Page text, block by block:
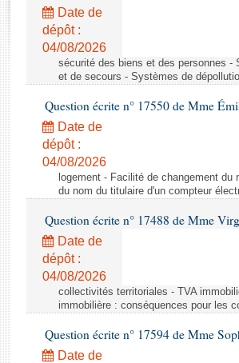
Rapports législatifs
Rapports sur l'application des lois
Baromètre de l’application des lois
Dossiers législatifs
Budget et sécurité sociale
Questions écrites et orales
Comptes rendus des débats
Date de
dépôt :
04/08/2026
sécurité des biens et des personnes -
et de secours - Systèmes de
Question écrite n° 17550 de Mme
Date de
dépôt :
04/08/2026
logement - Facilité de changement
du nom du titulaire d'un compteur
Question écrite n° 17488 de Mme
Date de
dépôt :
04/08/2026
collectivités territoriales - TVA
immobilière : conséquences pour les
Question écrite n° 17594 de Mme
Date de